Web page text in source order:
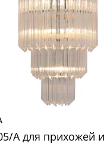
A для прихожей